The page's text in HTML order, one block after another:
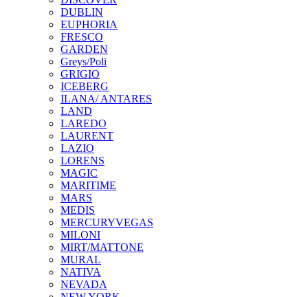
DUBLIN
EUPHORIA
FRESCO
GARDEN
Greys/Poli
GRIGIO
ICEBERG
ILANA/ ANTARES
LAND
LAREDO
LAURENT
LAZIO
LORENS
MAGIC
MARITIME
MARS
MEDIS
MERCURYVEGAS
MILONI
MIRT/MATTONE
MURAL
NATIVA
NEVADA